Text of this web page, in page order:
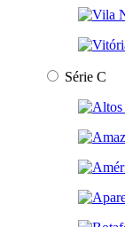
Série C